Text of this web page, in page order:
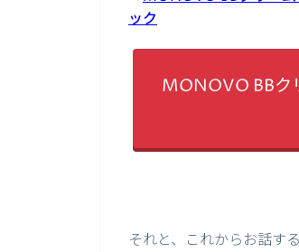
ック
MONOVO BBク
それと、これからお話す